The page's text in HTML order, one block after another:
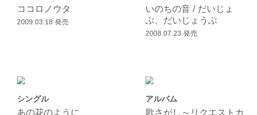
ココロノウタ
2009.03.18 発売
いのちの音 / だいじょ
ぶ、だいじょうぶ
2008.07.23 発売
シングル
あの花のように
アルバム
歌さがし～リクエストカ